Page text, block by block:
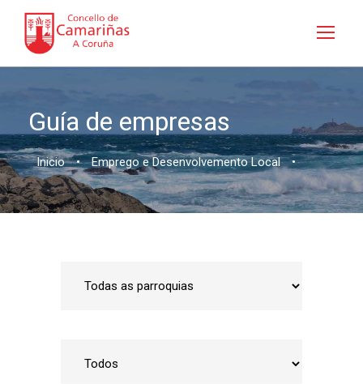
Guía de empresas
Inicio • Emprego e Desenvolvemento Local •